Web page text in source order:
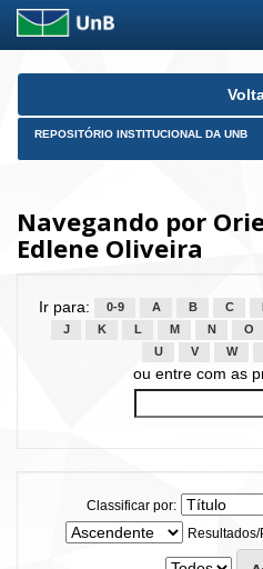
Skip
REPOSITÓRIO INSTITUCIONAL DA UNB
Navegando por
Edlene Oliveira
Ir para: 0-9 A B C
J
K L M N O
U
V W
ou entre com as
Classificar por:
Resultados/